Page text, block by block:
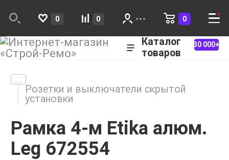
0 0 0
Каталог
товаров
30 000+
Розетки и выключатели скрытой
установки
Рамка 4-м Etika алюм.
Leg 672554